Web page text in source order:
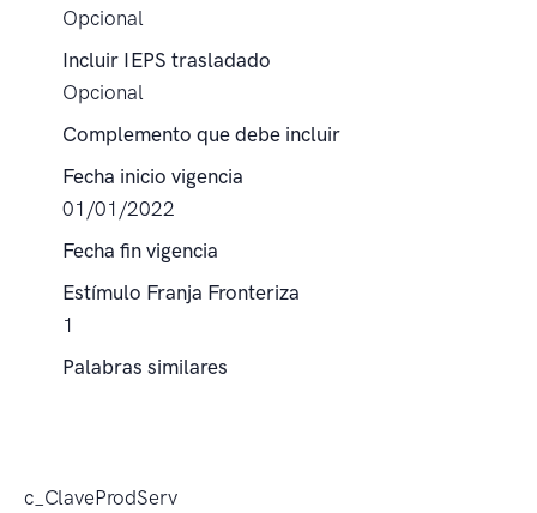
Opcional
Incluir IEPS trasladado
Opcional
Complemento que debe incluir
Fecha inicio vigencia
01/01/2022
Fecha fin vigencia
Estímulo Franja Fronteriza
1
Palabras similares
c_ClaveProdServ